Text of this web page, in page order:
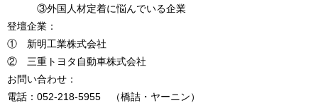
③外国人材定着に悩んでいる企業
登壇企業：
① 新明工業株式会社
② 三重トヨタ自動車株式会社
お問い合わせ：
電話：052-218-5955 （橋詰・ヤーニン）